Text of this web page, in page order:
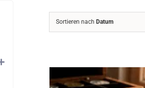
Sortieren nach Datum